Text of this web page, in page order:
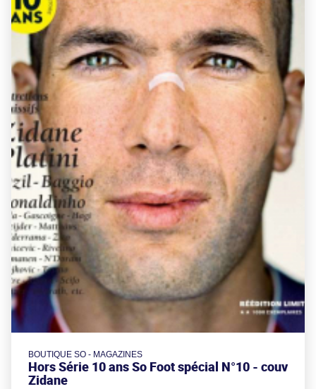
BOUTIQUE SO - MAGAZINES
Hors Série 10 ans So Foot spécial N°10 - couv
Zidane